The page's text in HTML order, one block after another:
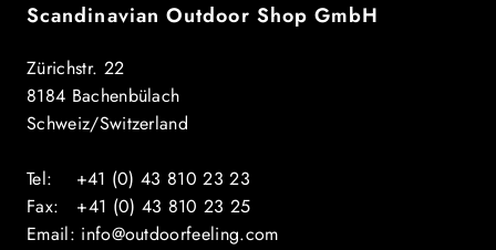
Scandinavian Outdoor Shop GmbH
Zürichstr. 22
8184 Bachenbülach
Schweiz/Switzerland
Tel: +41 (0) 43 810 23 23
Fax: +41 (0) 43 810 23 25
Email: info@outdoorfeeling.com